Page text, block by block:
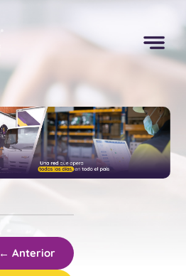
← Anterior